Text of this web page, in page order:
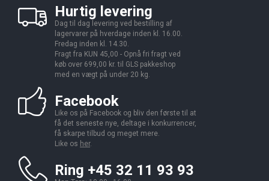
Hurtig levering
Dag til dag levering ved bestilling af
lagervarer på hverdage inden kl. 16.00.
Fredag inden kl. 14.30.
Fragt fra KUN 45,00 - Opnå fri fragt ved
køb over 699,00 kr. til GLS pakkeshop
med en vægt på under 20 kg.
Facebook
Like os på Facebook og bliv den første til at
få det seneste nye, deltage i konkurrencer,
få skarpe tilbud og meget mere.
Like os her.
Ring +45 32 11 93 93